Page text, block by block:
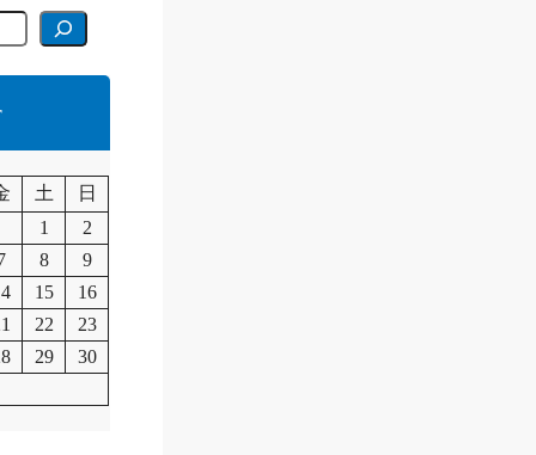
土
日
1
2
8
9
15
16
22
23
29 30